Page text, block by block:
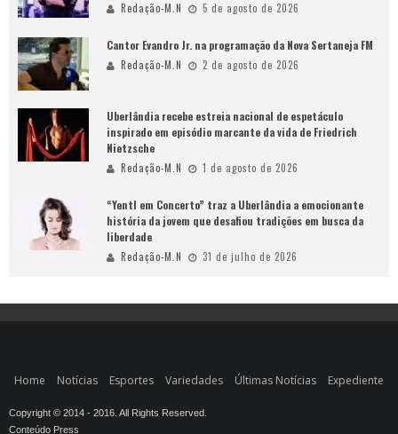
Redação-M.N 5 de agosto de 2026
Cantor Evandro Jr. na programação da Nova Sertaneja FM
Redação-M.N 2 de agosto de 2026
Uberlândia recebe estreia nacional de espetáculo
inspirado em episódio marcante da vida de Friedrich
Nietzsche
Redação-M.N 1 de agosto de 2026
“Yentl em Concerto” traz a Uberlândia a emocionante
história da jovem que desafiou tradições em busca da
liberdade
Redação-M.N 31 de julho de 2026
Home Notícias Esportes Variedades Últimas Notícias Expediente
Copyright © 2014 - 2016. All Rights Reserved.
Conteúdo Press